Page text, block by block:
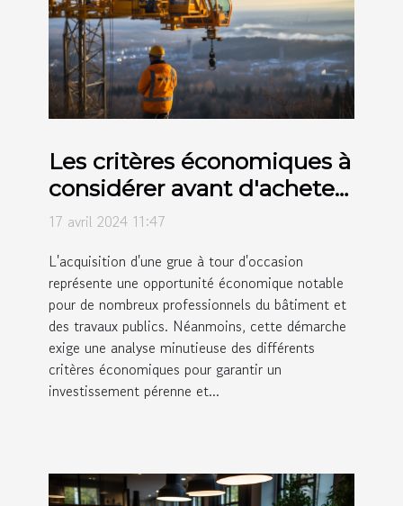
Les critères économiques à
considérer avant d'acheter
une grue à tour d'occasion
17 avril 2024 11:47
L'acquisition d'une grue à tour d'occasion
représente une opportunité économique notable
pour de nombreux professionnels du bâtiment et
des travaux publics. Néanmoins, cette démarche
exige une analyse minutieuse des différents
critères économiques pour garantir un
investissement pérenne et...